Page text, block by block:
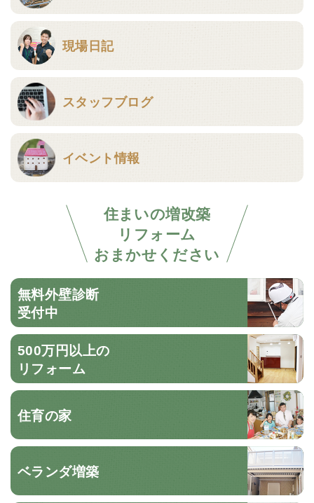
現場日記
スタッフブログ
イベント情報
住まいの増改築
リフォーム
おまかせください
無料外壁診断
受付中
500万円以上の
リフォーム
住育の家
ベランダ増築